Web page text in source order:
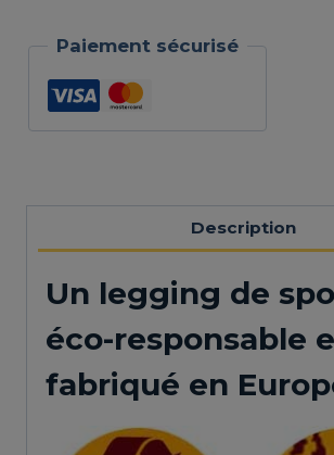
Artemis
Paiement sécurisé
Description
Un legging de
éco-responsable
fabriqué en